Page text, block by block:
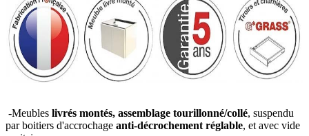
-Meubles livrés montés, assemblage tourillonné/collé, suspendu
par boitiers d'accrochage anti-décrochement réglable, et avec vide